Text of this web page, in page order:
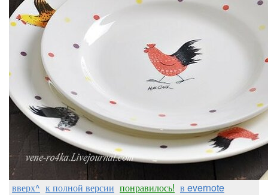
вверх^ к полной версии понравилось! в evernote